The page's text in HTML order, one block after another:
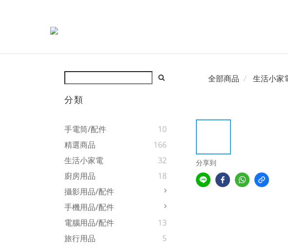
分類
手電筒/配件
10
精選商品
166
生活小家電
32
廚房用品
18
攝影用品/配件
手機用品/配件
電腦用品/配件
13
旅行用品
5
全部商品 生活小家
分享到